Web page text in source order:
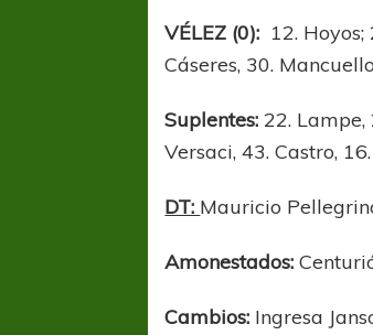
VÉLEZ (0): 12.
Cáseres, 30.
Suplentes: 22. Lampe,
Versaci, 43. Castro,
DT: Mauricio
Amonestados:
Cambios: Ingresa